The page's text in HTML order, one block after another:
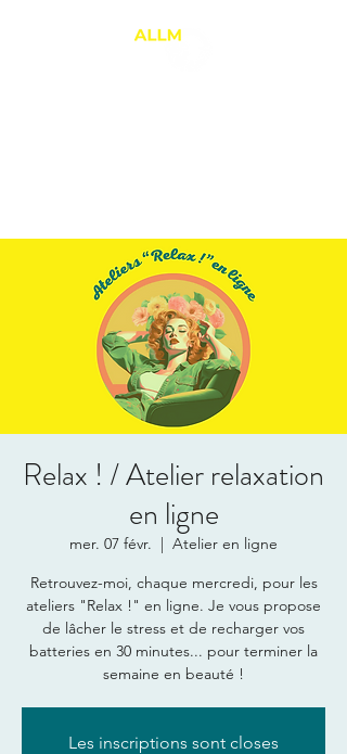
Relax ! / Atelier relaxation
en ligne
mer. 07 févr.
  |
Atelier en ligne
Retrouvez-moi, chaque mercredi, pour les
ateliers "Relax !" en ligne. Je vous propose
de lâcher le stress et de recharger vos
batteries en 30 minutes... pour terminer la
semaine en beauté !
Les inscriptions sont closes